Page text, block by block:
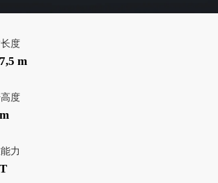
度
m
度
力